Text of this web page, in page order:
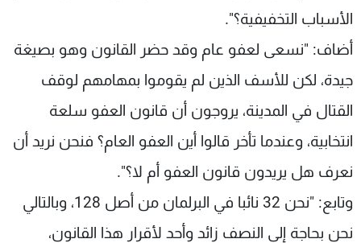
الأسباب التخفيفية؟".
أضاف: "نسعى لعفو عام وقد حضر القانون وهو بصيغة
جيدة، لكن للأسف الذين لم يقوموا بمهامهم لوقف
القتال في المدينة، يروجون أن قانون العفو سلعة
انتخابية، وعندما تأخر قالوا أين العفو العام؟ فنحن نريد أن
نعرف هل يريدون قانون العفو أم لا؟".
وتابع: "نحن 32 نائبا في البرلمان من أصل 128، وبالتالي
نحن بحاجة إلى النصف زائد وأحد لأقرار هذا القانون،